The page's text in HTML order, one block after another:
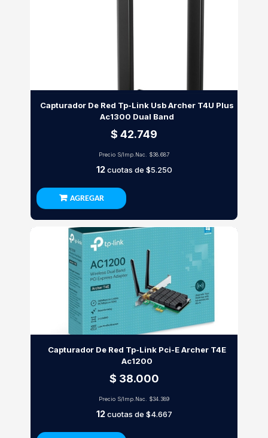
Capturador De Red Tp-Link Usb Archer T4U Plus
Ac1300 Dual Band
$ 42.749
Precio S/Imp.Nac. $38.687
12cuotas de $5.250
AGREGAR
Capturador De Red Tp-Link Pci-E Archer T4E
Ac1200
$ 38.000
Precio S/Imp.Nac. $34.389
12cuotas de $4.667